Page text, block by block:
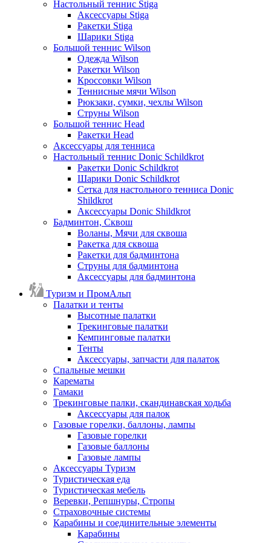
Настольный теннис Stiga
Аксессуары Stiga
Ракетки Stiga
Шарики Stiga
Большой теннис Wilson
Одежда Wilson
Ракетки Wilson
Кроссовки Wilson
Теннисные мячи Wilson
Рюкзаки, сумки, чехлы Wilson
Струны Wilson
Большой теннис Head
Ракетки Head
Аксессуары для тенниса
Настольный теннис Donic Schildkrot
Ракетки Donic Schildkrot
Шарики Donic Schildkrot
Сетка для настольного тенниса Donic
Shildkrot
Аксессуары Donic Shildkrot
Бадминтон, Сквош
Воланы, Мячи для сквоша
Ракетка для сквоша
Ракетки для бадминтона
Струны для бадминтона
Аксессуары для бадминтона
Туризм и ПромАльп
Палатки и тенты
Высотные палатки
Трекинговые палатки
Кемпинговые палатки
Тенты
Аксессуары, запчасти для палаток
Спальные мешки
Карематы
Гамаки
Трекинговые палки, скандинавская ходьба
Аксессуары для палок
Газовые горелки, баллоны, лампы
Газовые горелки
Газовые баллоны
Газовые лампы
Аксессуары Туризм
Туристическая еда
Туристическая мебель
Веревки, Репшнуры, Стропы
Страховочные системы
Карабины и соединительные элементы
Карабины